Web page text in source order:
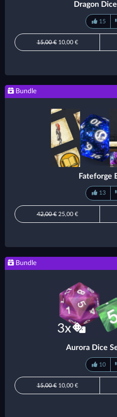
Dragon
15
15,00 €10,00 €
Bundle
Fateforge
13
42,00 €25,00 €
Bundle
Aurora Dice
10
15,00 €10,00 €